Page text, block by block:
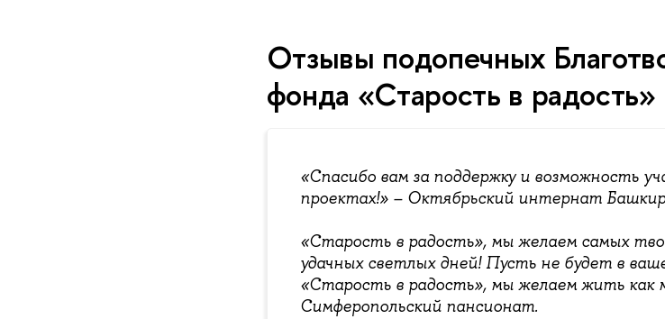
Отзывы подопечных
фонда «Старость в радость»
«Спасибо вам за поддержку и возможность
проектах!» – Октябрьский интернат
«Старость в радость», мы желаем самых
удачных светлых дней! Пусть не будет в
«Старость в радость», мы желаем жить как
Симферопольский пансионат.